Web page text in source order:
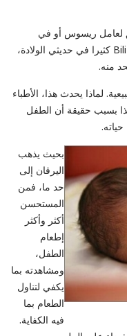
لعامل ريسوس أو في
مجموعة معينة من الدم. إذا أصبحت BiliRubina كثيرا في حديثي الولادة،
منه.
لماذا يحدث هذا، الأطباء
بسبب حقيقة أن الطفل
بحيث يذهب
اليرقان إلى
حد ما، فمن
المستحسن
أكثر وأكثر
إطعام
الطفل،
ومشاهدته بما
يكفي لتناول
الطعام بما
فيه الكفاية.